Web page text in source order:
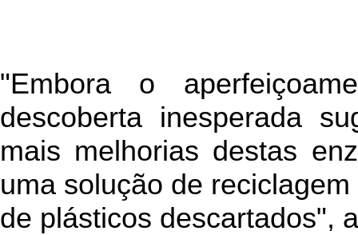
"Embora o
descoberta inesperada
mais melhorias destas
uma solução de
de plásticos descartados",